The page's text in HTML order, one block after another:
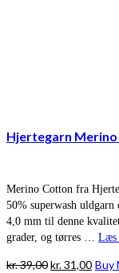
Hjertegarn Merino
Merino Cotton fra
50% superwash
4,0 mm til denne
grader, og tørres … Læs
kr.39,00Den
kr.31,00Den
Buy